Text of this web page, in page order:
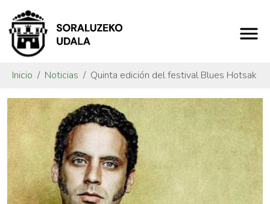
Inicio Noticias Quinta edición del festival Blues Hotsak